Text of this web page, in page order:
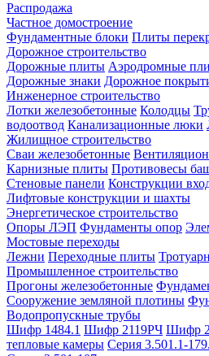
Распродажа
Частное домостроение
Фундаментные блоки Плиты
Дорожное строительство
Дорожные плиты Аэродромные
Дорожные знаки Дорожное
Инженерное строительство
Лотки железобетонные Колодцы
водоотвод Канализационные люки
Жилищное строительство
Сваи железобетонные
Карнизные плиты Противовесы
Стеновые панели Конструкции
Лифтовые конструкции и шахты
Энергетическое строительство
Опоры ЛЭП Фундаменты опор
Мостовые переходы
Лежни Переходные плиты
Промышленное строительство
Прогоны железобетонные
Сооружение земляной плотины
Водопропускные трубы
Шифр 1484.1 Шифр 2119РЧ Шифр
тепловые камеры Серия 3.501.1-